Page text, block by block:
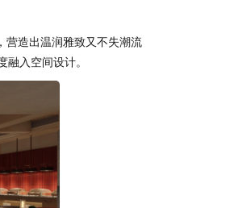
造出温润雅致又不失潮流
入空间设计。